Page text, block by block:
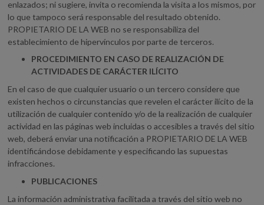
enlazados; ni sugiere, invita o recomienda la visita a los mismos, por
lo que tampoco será responsable del resultado obtenido.
PROPIETARIO DE LA WEB no se responsabiliza del
establecimiento de hipervínculos por parte de terceros.
PROCEDIMIENTO EN CASO DE REALIZACIÓN DE
ACTIVIDADES DE CARÁCTER ILÍCITO
En el caso de que cualquier usuario o un tercero considere que
existen hechos o circunstancias que revelen el carácter ilícito de la
utilización de cualquier contenido y/o de la realización de cualquier
actividad en las páginas web incluidas o accesibles a través del sitio
web, deberá enviar una notificación a PROPIETARIO DE LA WEB
identificándose debidamente y especificando las supuestas
infracciones.
PUBLICACIONES
La información administrativa facilitada a través del sitio web no